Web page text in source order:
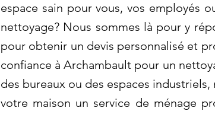
espace sain pour vous, vos employés
nettoyage? Nous sommes là pour y
pour obtenir un devis personnalisé et
confiance à Archambault pour un
des bureaux ou des espaces
votre maison un service de ménage